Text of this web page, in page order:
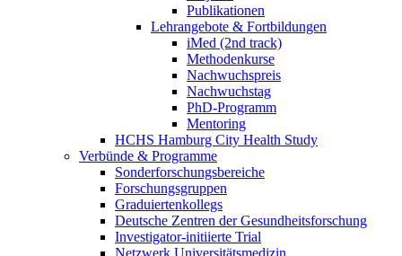
Publikationen
Lehrangebote & Fortbildungen
iMed (2nd track)
Methodenkurse
Nachwuchspreis
Nachwuchstag
PhD-Programm
Mentoring
HCHS Hamburg City Health Study
Verbünde & Programme
Sonderforschungsbereiche
Forschungsgruppen
Graduiertenkollegs
Deutsche Zentren der Gesundheitsforschung
Investigator-initiierte Trial
Netzwerk Universitätsmedizin